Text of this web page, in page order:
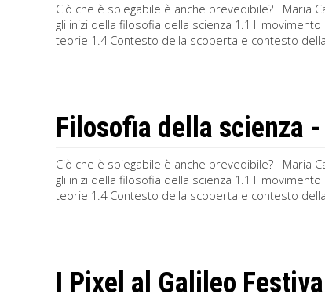
Ciò che è spiegabile è anche prevedibile? Maria
gli inizi della filosofia della scienza 1.1 Il
teorie 1.4 Contesto della scoperta e contesto della
Filosofia della scienza
Ciò che è spiegabile è anche prevedibile? Maria
gli inizi della filosofia della scienza 1.1 Il
teorie 1.4 Contesto della scoperta e contesto della
I Pixel al Galileo